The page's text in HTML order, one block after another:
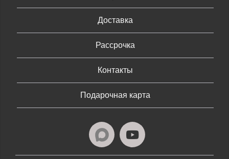
Доставка
Рассрочка
Контакты
Подарочная карта